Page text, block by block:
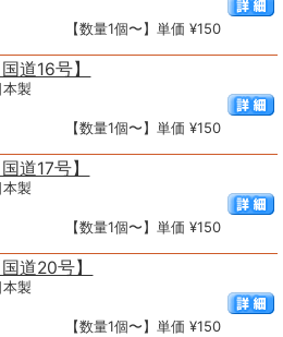
【数量1個〜】単価 ¥150
道16号】
製
【数量1個〜】単価 ¥150
道17号】
製
【数量1個〜】単価 ¥150
道20号】
製
【数量1個〜】単価 ¥150